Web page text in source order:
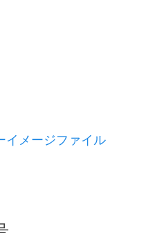
イメージファイル